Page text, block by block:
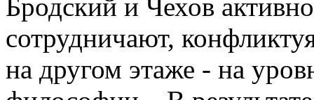
Бродский и Чехов
сотрудничают,
на другом этаже - на